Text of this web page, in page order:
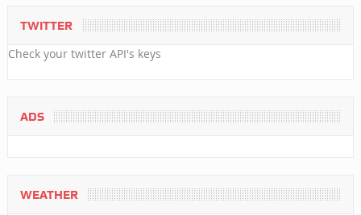
TWITTER
Check your twitter API's keys
ADS
WEATHER